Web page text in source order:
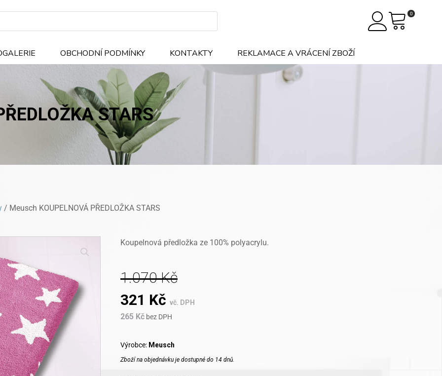
0
OBCHODNÍ PODMÍNKY KONTAKTY REKLAMACE A VRÁCENÍ ZBOŽÍ
STARS
/ Meusch KOUPELNOVÁ PŘEDLOŽKA STARS
Koupelnová předložka ze 100% polyacrylu.
1.070Kč
Original
price
was:
1.070 Kč.
321 Kč Current
price
is:
321 Kč.
vč. DPH
265 Kč bez DPH
Výrobce: Meusch
Zboží na objednávku je dostupné do 14 dnů.